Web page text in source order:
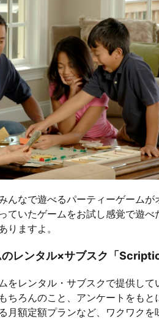
んなで遊べるパーティーゲームが
ていたゲームをお試し感覚で遊べ
りますよ。
レンタル×サブスク「
レンタル・サブスクで提供して
ちろんのこと、アンケートをもと
月額定額プランなど、ワクワクを